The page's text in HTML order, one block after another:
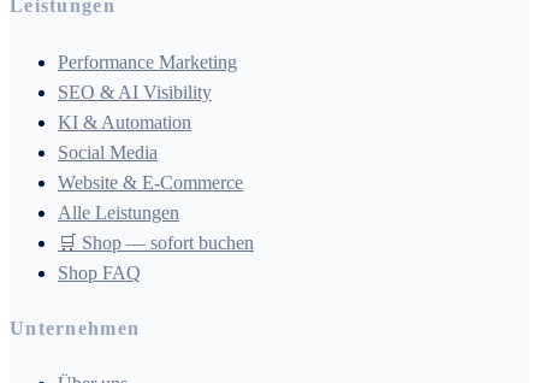
Leistungen
Performance Marketing
SEO & AI Visibility
KI & Automation
Social Media
Website & E-Commerce
Alle Leistungen
🛒 Shop — sofort buchen
Shop FAQ
Unternehmen